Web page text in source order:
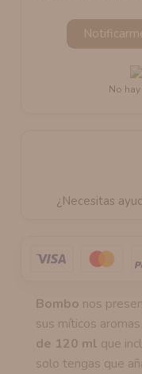
Bombo nos
sus míticos
de 120 ml que
solo tengas que
No
¿Necesitas